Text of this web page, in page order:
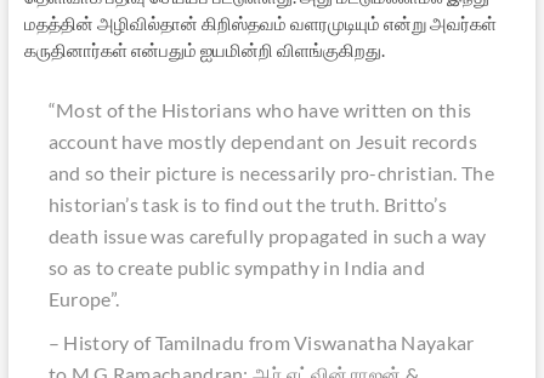
மதத்தின் அழிவில்தான் கிறிஸ்தவம் வளரமுடியும் என்று அவர்கள்
கருதினார்கள் என்பதும் ஐயமின்றி விளங்குகிறது.
“Most of the Historians who have written on this
account have mostly dependant on Jesuit records
and so their picture is necessarily pro-christian. The
historian’s task is to find out the truth. Britto’s
death issue was carefully propagated in such a way
so as to create public sympathy in India and
Europe”.
– History of Tamilnadu from Viswanatha Nayakar